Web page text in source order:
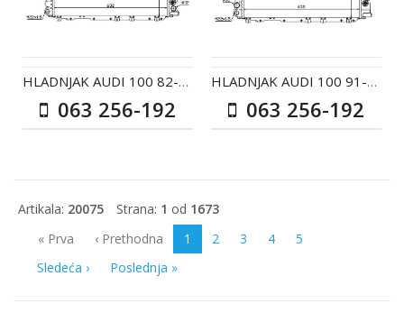
HLADNJAK AUDI 100 82-90 21-22-23 AC+ / 20TD AC-
063 256-192
HLADNJAK AUDI 100 91-94 23-20-24D-25TDI AC+/- AUT /
063 256-192
Artikala: 20075 Strana: 1 od 1673
« Prva
‹ Prethodna 1 2 3 4
5
Sledeća ›
Poslednja »